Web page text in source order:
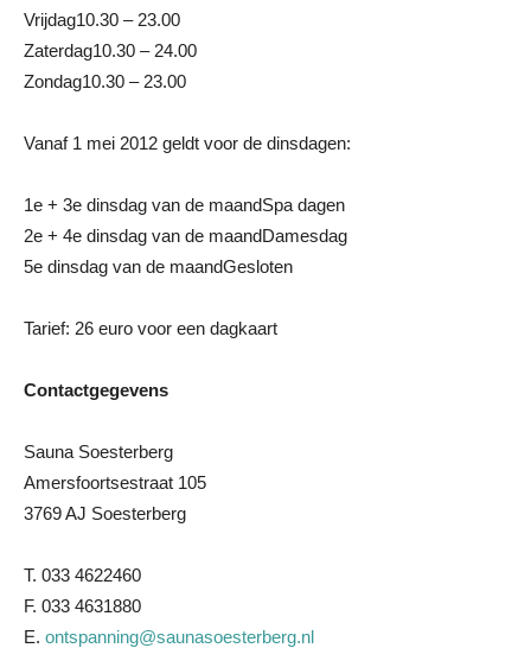
Vrijdag10.30 – 23.00
Zaterdag10.30 – 24.00
Zondag10.30 – 23.00
Vanaf 1 mei 2012 geldt voor de dinsdagen:
1e + 3e dinsdag van de maandSpa dagen
2e + 4e dinsdag van de maandDamesdag
5e dinsdag van de maandGesloten
Tarief: 26 euro voor een dagkaart
Contactgegevens
Sauna Soesterberg
Amersfoortsestraat 105
3769 AJ Soesterberg
T. 033 4622460
F. 033 4631880
E. ontspanning@saunasoesterberg.nl